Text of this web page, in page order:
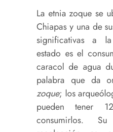
La etnia zoque se
Chiapas y una de
significativas a
estado es el
caracol de agua
palabra que da
zoque; los
pueden tener
consumirlos.